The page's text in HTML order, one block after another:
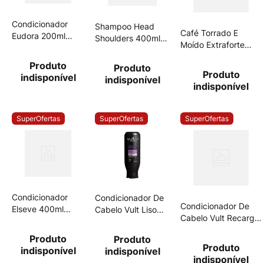
Condicionador
Eudora 200ml
Produto
indisponível
Shampoo Head
Shoulders 400ml
Produto
indisponível
Café Torrado E
Moído Extraforte
Produto
indisponível
SuperOfertas
Condicionador
Elseve 400ml
Produto
indisponível
SuperOfertas
Condicionador De
Cabelo Vult Liso
Produto
indisponível
SuperOfertas
Condicionador De
Cabelo Vult Recarga
Produto
indisponível